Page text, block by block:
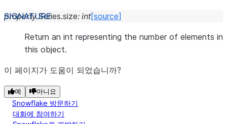
property Series.size: int[source]
Return an int representing the number of elements in
this object.
이 페이지가 도움이 되었습니까?
예 아니요
Snowflake 방문하기
대화에 참여하기